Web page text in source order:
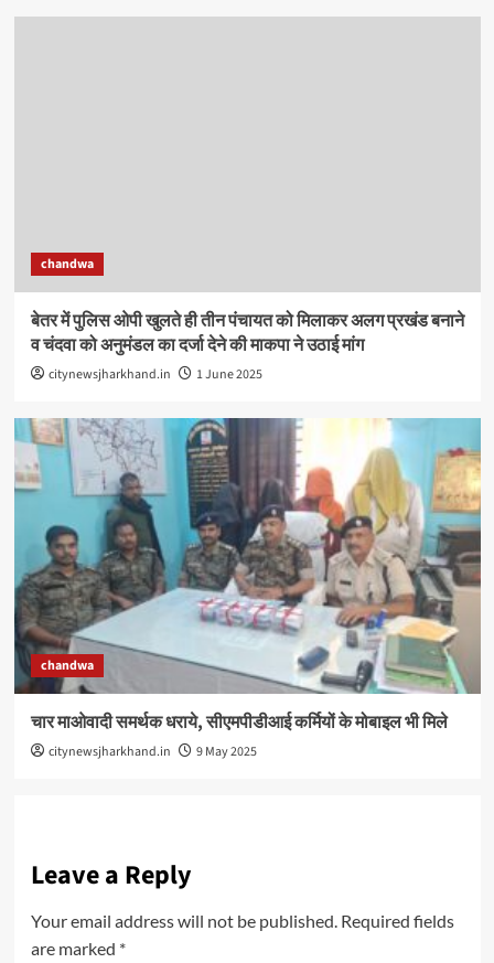
chandwa
बेतर में पुलिस ओपी खुलते ही तीन पंचायत को मिलाकर अलग प्रखंड बनाने
व चंदवा को अनुमंडल का दर्जा देने की माकपा ने उठाई मांग
citynewsjharkhand.in 1 June 2025
chandwa
चार माओवादी समर्थक धराये, सीएमपीडीआई कर्मियों के मोबाइल भी मिले
citynewsjharkhand.in 9 May 2025
Leave a Reply
Your email address will not be published. Required fields
are marked *